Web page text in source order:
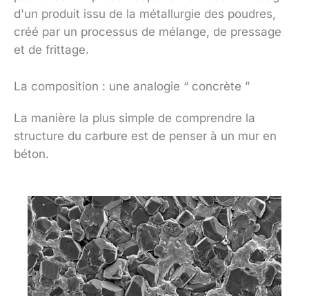
d'un produit issu de la métallurgie des poudres,
créé par un processus de mélange, de pressage
et de frittage.
La composition : une analogie “ concrète ”
La manière la plus simple de comprendre la
structure du carbure est de penser à un mur en
béton.